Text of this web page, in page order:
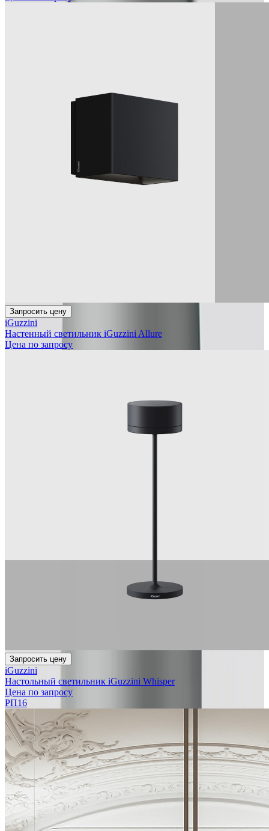
Запросить цену
iGuzzini
Настенный светильник iGuzzini Allure
Цена по запросу
Запросить цену
iGuzzini
Настольный светильник iGuzzini Whisper
Цена по запросу
РП16